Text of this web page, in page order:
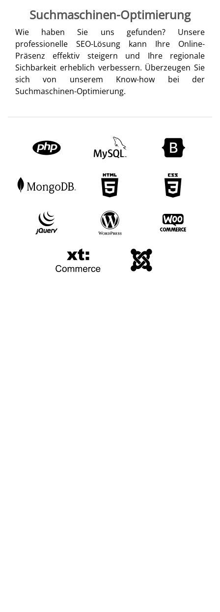
Suchmaschinen-Optimierung
Wie haben Sie uns gefunden? Unsere
professionelle SEO-Lösung kann Ihre Online-
Präsenz effektiv steigern und Ihre regionale
Sichbarkeit erheblich verbessern. Überzeugen Sie
sich von unserem Know-how bei der
Suchmaschinen-Optimierung.